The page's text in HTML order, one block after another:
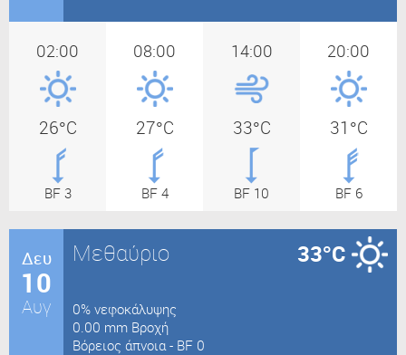
02:00
26°C
BF 3
08:00
27°C
BF 4
14:00
33°C
BF 10
20:00
31°C
BF 6
Δευ
10
Αυγ
Μεθαύριο 33°C
0% νεφοκάλυψης
0.00 mm Βροχή
Βόρειος άπνοια - BF 0